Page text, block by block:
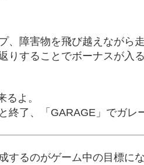
、障害物を飛び越えながら走
することでボーナスが入る
よ。
了、「GARAGE」でガレ
るのがゲーム中の目標にな